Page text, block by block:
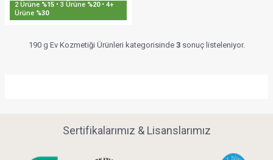
2 Ürüne %15 • 3 Ürüne %20• 4+
Ürüne %30
190 g Ev Kozmetiği Ürünleri kategorisinde 3sonuç listeleniyor.
Sertifikalarımız & Lisanslarımız